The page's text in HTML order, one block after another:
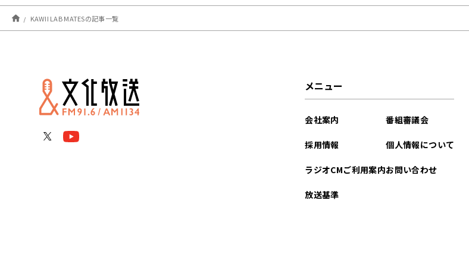
KAWII LAB MATESの記事一覧
メニュー
会社案内
採用情報
ラジオCMご利用案内
放送基準
番組審議会
個人情報について
お問い合わせ